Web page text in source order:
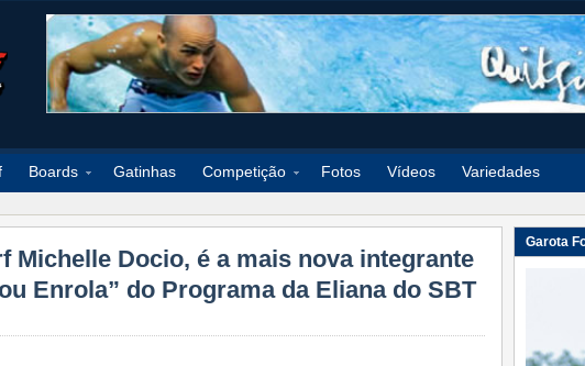
Boards Gatinhas Competição Fotos Vídeos Variedades
Michelle Docio, é a mais nova integrante
Enrola” do Programa da Eliana do SBT
Garota